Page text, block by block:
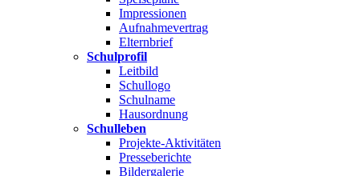
Impressionen
Aufnahmevertrag
Elternbrief
Schulprofil
Leitbild
Schullogo
Schulname
Hausordnung
Schulleben
Projekte-Aktivitäten
Presseberichte
Bildergalerie